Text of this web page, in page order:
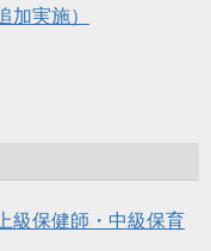
加実施）
級保健師・中級保育